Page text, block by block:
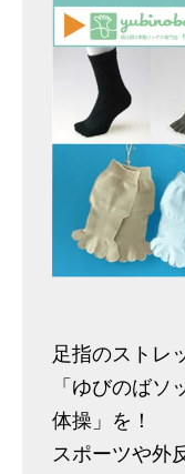
足指のストレ
「ゆびのば
体操」を！
スポーツや外